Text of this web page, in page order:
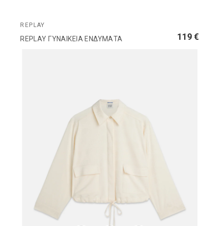
REPLAY
REPLAY ΓΥΝΑΙΚΕΙΑ ΕΝΔΥΜΑΤΑ 119 €